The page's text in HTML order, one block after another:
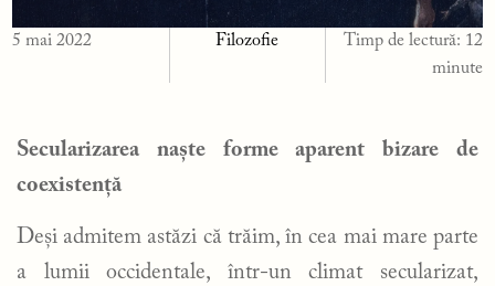
5 mai 2022 Filozofie Timp de lectură: 12
minute
Secularizarea naște forme aparent bizare de
coexistență
Deși admitem astăzi că trăim, în cea mai mare parte
a lumii occidentale, într-un climat secularizat,